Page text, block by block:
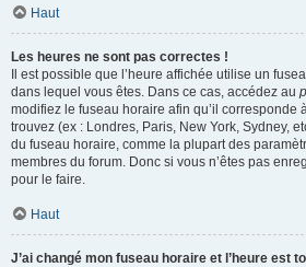
Haut
Les heures ne sont pas correctes !
Il est possible que l’heure affichée utilise un
dans lequel vous êtes. Dans ce cas, accédez au
modifiez le fuseau horaire afin qu’il corresponde
trouvez (ex : Londres, Paris, New York, Sydney,
du fuseau horaire, comme la plupart des
membres du forum. Donc si vous n’êtes pas
pour le faire.
Haut
J’ai changé mon fuseau horaire et l’heure est